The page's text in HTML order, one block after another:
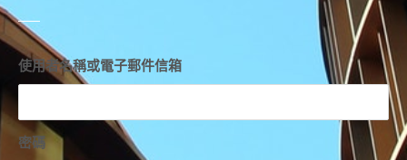
使用者名稱或電子郵件信箱
密碼